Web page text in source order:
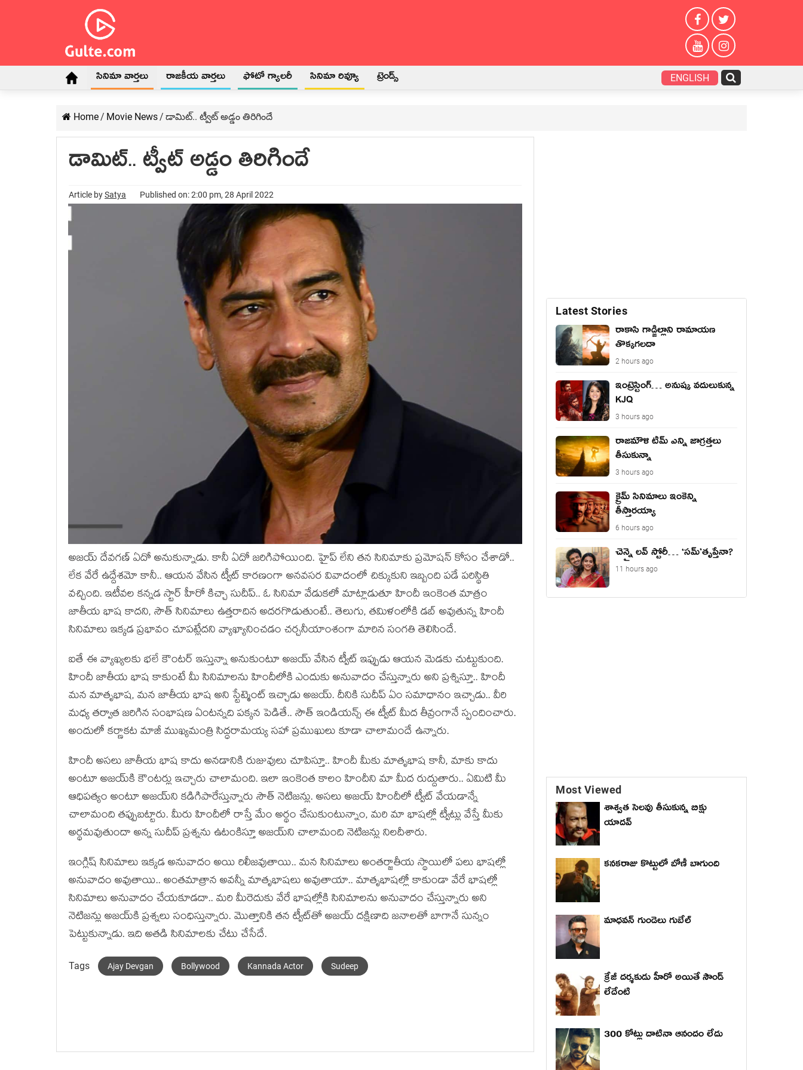
సినిమా వార్తలు రాజకీయ వార్తలు ఫోటో గ్యాలరీ సినిమా రివ్యూ ట్రెండ్స్ ENGLISH
Home/ Movie News/ డామిట్.. ట్వీట్ అడ్డం తిరిగిందే
డామిట్.. ట్వీట్ అడ్డం తిరిగిందే
Article bySatya Published on: 2:00 pm, 28 April 2022
అజయ్ దేవగణ్ ఏదో అనుకున్నాడు. కానీ ఏదో జరిగిపోయింది. హైప్ లేని తన సినిమాకు ప్రమోషన్ కోసం చేశాడో..
లేక వేరే ఉద్దేశమో కానీ.. ఆయన వేసిన ట్వీట్ కారణంగా అనవసర వివాదంలో చిక్కుకుని ఇబ్బంది పడే పరిస్థితి
వచ్చింది. ఇటీవల కన్నడ స్టార్ హీరో కిచ్చా సుదీప్.. ఓ సినిమా వేడుకలో మాట్లాడుతూ హిందీ ఇంకెంత మాత్రం
జాతీయ భాష కాదని, సౌత్ సినిమాలు ఉత్తరాదిన అదరగొడుతుంటే.. తెలుగు, తమిళంలోకి డబ్ అవుతున్న హిందీ
సినిమాలు ఇక్కడ ప్రభావం చూపట్లేదని వ్యాఖ్యానించడం చర్చనీయాంశంగా మారిన సంగతి తెలిసిందే.
ఐతే ఈ వ్యాఖ్యలకు భలే కౌంటర్ ఇస్తున్నా అనుకుంటూ అజయ్ వేసిన ట్వీట్ ఇప్పుడు ఆయన మెడకు చుట్టుకుంది.
హిందీ జాతీయ భాష కాకుంటే మీ సినిమాలను హిందీలోకి ఎందుకు అనువాదం చేస్తున్నారు అని ప్రశ్నిస్తూ.. హిందీ
మన మాతృభాష, మన జాతీయ భాష అని స్టేట్మెంట్ ఇచ్చాడు అజయ్. దీనికి సుదీప్ ఏం సమాధానం ఇచ్చాడు.. వీరి
మధ్య తర్వాత జరిగిన సంభాషణ ఏంటన్నది పక్కన పెడితే.. సౌత్ ఇండియన్స్ ఈ ట్వీట్ మీద తీవ్రంగానే స్పందించారు.
అందులో కర్ణాకట మాజీ ముఖ్యమంత్రి సిద్ధరామయ్య సహా ప్రముఖులు కూడా చాలామందే ఉన్నారు.
హిందీ అసలు జాతీయ భాష కాదు అనడానికి రుజువులు చూపిస్తూ.. హిందీ మీకు మాతృభాష కానీ, మాకు కాదు
అంటూ అజయ్‌కి కౌంటర్లు ఇచ్చారు చాలామంది. ఇలా ఇంకెంత కాలం హిందీని మా మీద రుద్దుతారు.. ఏమిటి మీ
ఆధిపత్యం అంటూ అజయ్‌ని కడిగిపారేస్తున్నారు సౌత్ నెటిజన్లు. అసలు అజయ్ హిందీలో ట్వీట్ వేయడాన్నే
చాలామంది తప్పుబట్టారు. మీరు హిందీలో రాస్తే మేం అర్థం చేసుకుంటున్నాం, మరి మా భాషల్లో ట్వీట్లు వేస్తే మీకు
అర్థమవుతుందా అన్న సుదీప్ ప్రశ్నను ఉటంకిస్తూ అజయ్‌ని చాలామంది నెటిజన్లు నిలదీశారు.
ఇంగ్లిష్ సినిమాలు ఇక్కడ అనువాదం అయి రిలీజవుతాయి.. మన సినిమాలు అంతర్జాతీయ స్థాయిలో పలు భాషల్లో
అనువాదం అవుతాయి.. అంతమాత్రాన అవన్నీ మాతృభాషలు అవుతాయా.. మాతృభాషల్లో కాకుండా వేరే భాషల్లో
సినిమాలు అనువాదం చేయకూడదా.. మరి మీరెదుకు వేరే భాషల్లోకి సినిమాలను అనువాదం చేస్తున్నారు అని
నెటిజన్లు అజయ్‌కి ప్రశ్నలు సంధిస్తున్నారు. మొత్తానికి తన ట్వీట్‌తో అజయ్ దక్షిణాది జనాలతో బాగానే సున్నం
పెట్టుకున్నాడు. ఇది అతడి సినిమాలకు చేటు చేసేదే.
Tags Ajay Devgan Bollywood Kannada Actor Sudeep
Latest Stories
రాకాసి గాడ్జిల్లాని రామాయణ
తొక్కగలదా
2 hours ago
ఇంట్రెస్టింగ్… అనుష్క వదులుకున్న
KJQ
3 hours ago
రాజమౌళి టీమ్ ఎన్ని జాగ్రత్తలు
తీసుకున్నా
3 hours ago
క్రైమ్ సినిమాలు ఇంకెన్ని
తీస్తారయ్యా
6 hours ago
చెన్నై లవ్ స్టోరీ… ‘సమ్’తృప్తేనా?
11 hours ago
Most Viewed
శాశ్వత సెలవు తీసుకున్న బిక్షు
యాదవ్
కనకరాజు కొట్టులో బోణీ బాగుంది
మాధ‌వ‌న్ గుండెలు గుబేల్‌
క్రేజీ దర్శకుడు హీరో అయితే సౌండ్
లేదేంటి
300 కోట్లు దాటినా ఆనందం లేదు